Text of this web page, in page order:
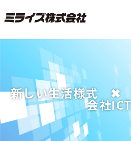
新しい生活様式 ✖
会社